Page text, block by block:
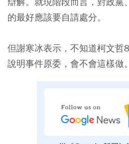
的最好應該要自請處分。
但謝寒冰表示，不知道柯文
說明事件原委，會不會這樣做。